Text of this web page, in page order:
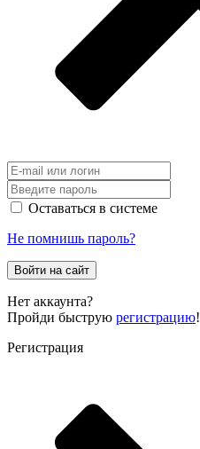
Оставаться в системе
Не помнишь пароль?
Войти на сайт
Нет аккаунта?
Пройди быструю регистрацию!
Регистрация